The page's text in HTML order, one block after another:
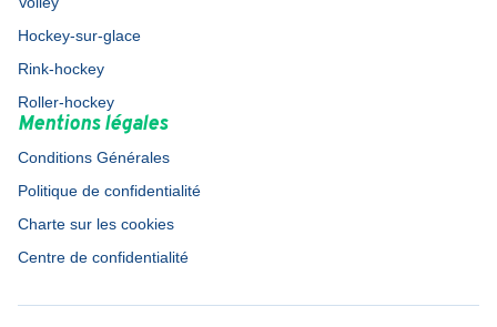
Hockey-sur-glace
Rink-hockey
Roller-hockey
Mentions légales
Conditions Générales
Politique de confidentialité
Charte sur les cookies
Centre de confidentialité